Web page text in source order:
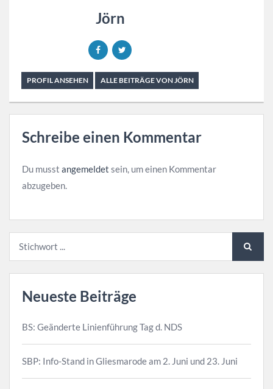
Jörn
PROFIL ANSEHEN ALLE BEITRÄGE VON JÖRN
Schreibe einen Kommentar
Du musst angemeldet sein, um einen Kommentar
abzugeben.
Neueste Beiträge
BS: Geänderte Linienführung Tag d. NDS
SBP: Info-Stand in Gliesmarode am 2. Juni und 23. Juni